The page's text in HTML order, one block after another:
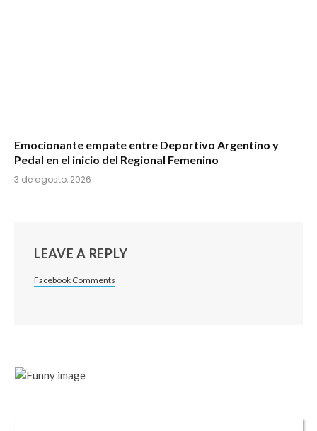
Emocionante empate entre Deportivo Argentino y
Pedal en el inicio del Regional Femenino
3 de agosto, 2026
LEAVE A REPLY
Facebook Comments